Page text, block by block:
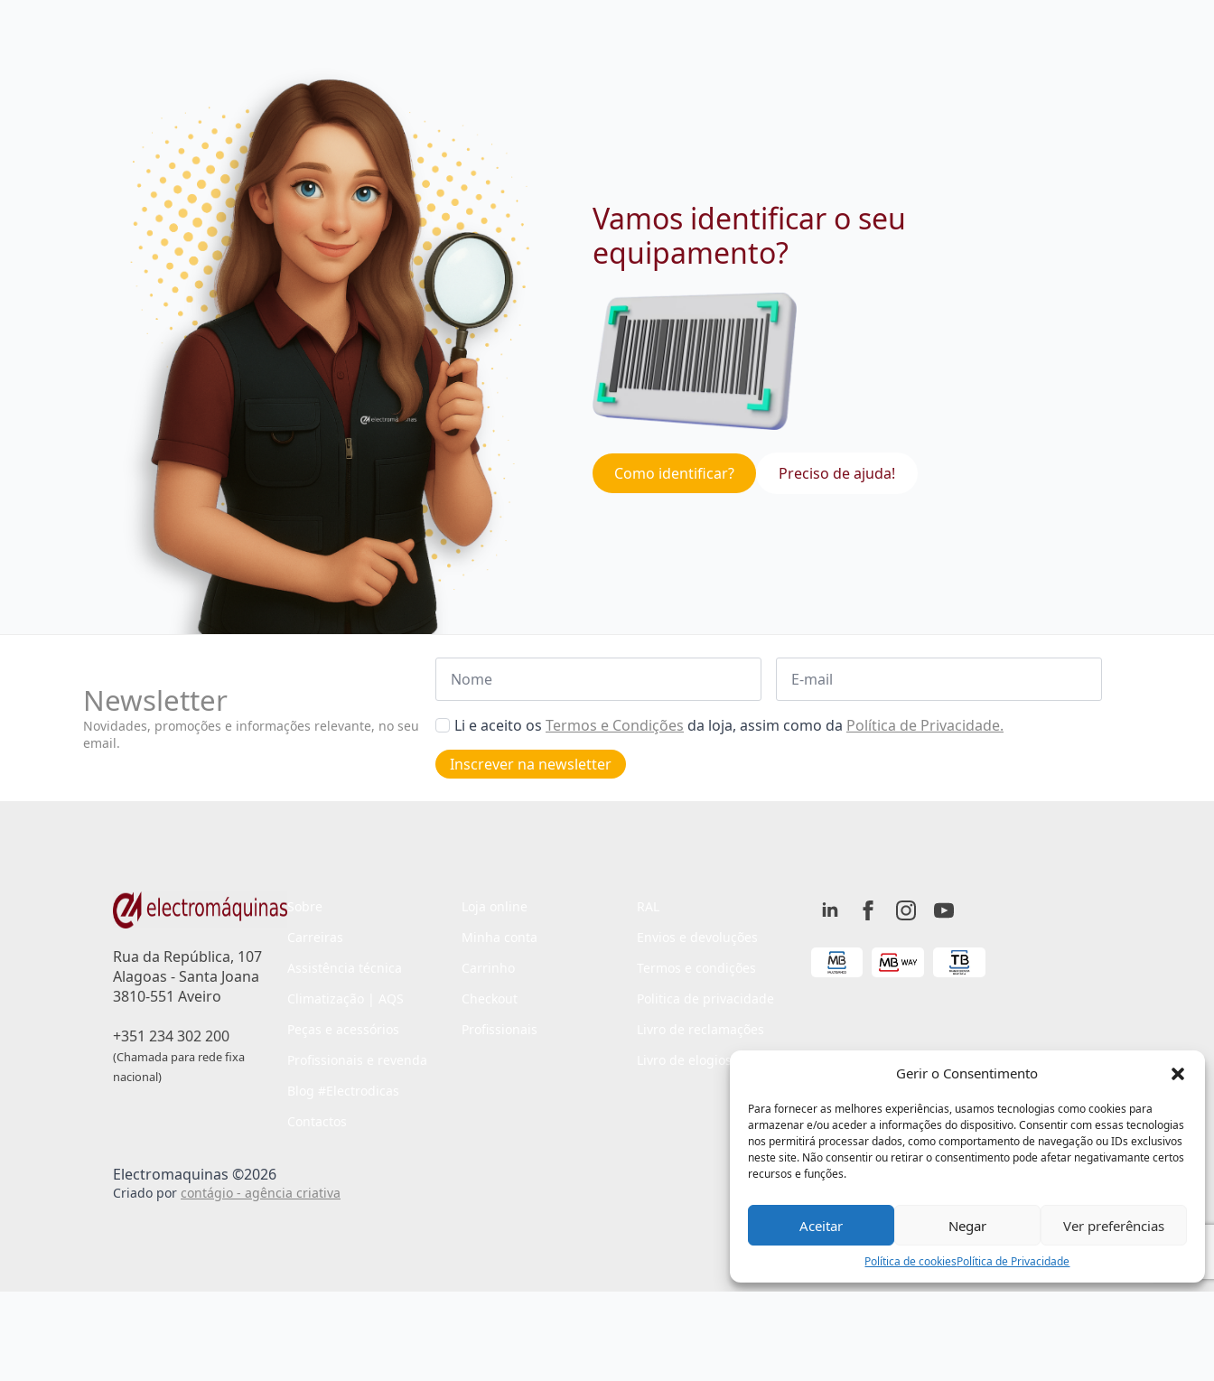
Gerir o Consentimento
Para fornecer as melhores experiências, usamos tecnologias como cookies para
armazenar e/ou aceder a informações do dispositivo. Consentir com essas tecnologias
nos permitirá processar dados, como comportamento de navegação ou IDs exclusivos
neste site. Não consentir ou retirar o consentimento pode afetar negativamante certos
recursos e funções.
Aceitar Negar Ver preferências
Política de cookiesPolítica de Privacidade
Vamos identificar o seu
equipamento?
Como identificar? Preciso de ajuda!
Newsletter
Novidades, promoções e informações relevante, no seu
email.
Nome Email
Aceitar
de
privacidade
Li e aceito os Termos e Condições da loja, assim como da Política de Privacidade.
Inscrever na newsletter
Rua da República, 107
Alagoas - Santa Joana
3810-551 Aveiro
+351 234 302 200
(Chamada para rede fixa
nacional)
Livro de elogios
Electromaquinas ©2026
Criado por contágio - agência criativa